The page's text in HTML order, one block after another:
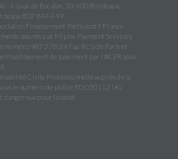
· 4 quai de Bacalan, 33 300 Bordeaux,
802 844 449
Financement Participatif France
assurés par Mipise Payment Services,
numéro 982 228 397 au RCS de Paris et
établissement de paiement par l'ACPR sous
Civile Professionnelle auprès de la
le numéro de police RD02011216Y
dangereux pour la santé